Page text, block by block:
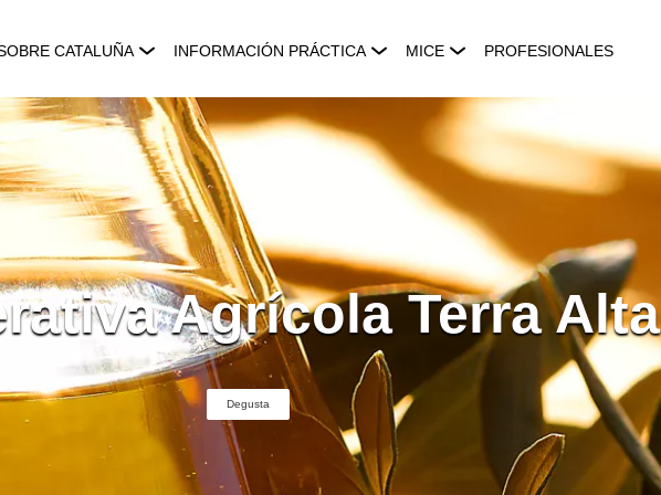
CATALUÑA INFORMACIÓN PRÁCTICA MICE PROFESIONALES
Agrícola Terra Alta
Degusta